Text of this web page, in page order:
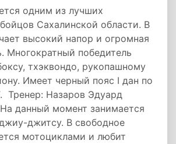
одним из лучших
Сахалинской области. В
высокий напор и огромная
Многократный победитель
тхэквондо, рукопашному
Имеет черный пояс I дан по
Тренер: Назаров Эдуард
данный момент занимается
джитсу. В свободное
мотоциклами и любит